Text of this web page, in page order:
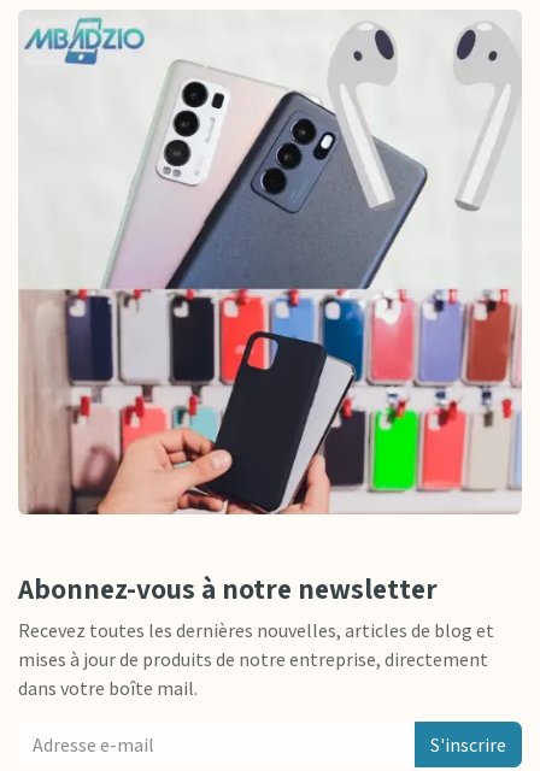
Abonnez-vous à notre newsletter
Recevez toutes les dernières nouvelles, articles de blog et
mises à jour de produits de notre entreprise, directement
dans votre boîte mail.
S'inscrire